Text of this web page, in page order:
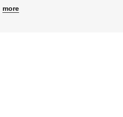
如何推動 ESG、淨零轉型、永續供應鏈
more